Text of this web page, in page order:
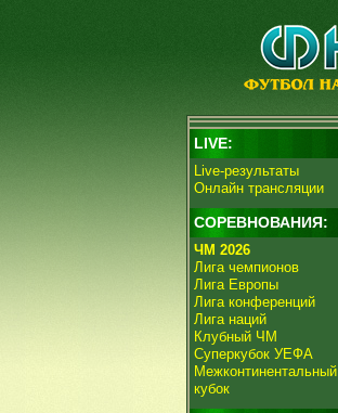
LIVE:
Live-результаты
Онлайн трансляции
СОРЕВНОВАНИЯ:
ЧМ 2026
Лига чемпионов
Лига Европы
Лига конференций
Лига наций
Клубный ЧМ
Суперкубок УЕФА
Межконтинентальный
кубок